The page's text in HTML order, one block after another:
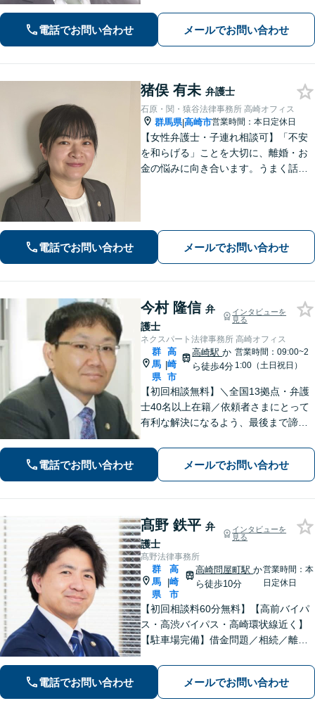
気軽にご相談ください。
電話でお問い合わせ メールでお問い合わせ
猪俣 有未 弁護士
石原・関・猿谷法律事務所 高崎オフィス
群馬県|高崎市営業時間：本日定休日
【女性弁護士・子連れ相談可】「不安
を和らげる」ことを大切に、離婚・お
金の悩みに向き合います。うまく話せ
電話でお問い合わせ メールでお問い合わせ
今村 隆信 弁
護士
インタビューを
見る
ネクスパート法律事務所 高崎オフィス
群
馬
県
|
高
崎
市
高崎駅か
ら徒歩4分
営業時間：09:00~2
1:00（土日祝日）
【初回相談無料】＼全国13拠点・弁護
士40名以上在籍／依頼者さまにとって
有利な解決になるよう、最後まで諦め
題/相続/交通事故/刑事事件など、ご相
談ください【夜間・休日対応】
電話でお問い合わせ メールでお問い合わせ
髙野 鉄平 弁
護士
インタビューを
見る
髙野法律事務所
群
馬
県
|
高
崎
市
高崎問屋町駅か
ら徒歩10分
営業時間：本
日定休日
【初回相談料60分無料】【高前バイパ
ス・高渋バイパス・高崎環状線近く】
【駐車場完備】借金問題／相続／離婚
広く対応しております。丁寧なヒアリ
ングとコミュニケーションを重ねるこ
とを大切にしております【休日・夜間
電話でお問い合わせ メールでお問い合わせ